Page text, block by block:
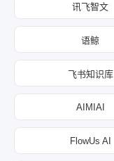
讯飞智文
语鲸
飞书知识库
AIMIAI
FlowUs AI